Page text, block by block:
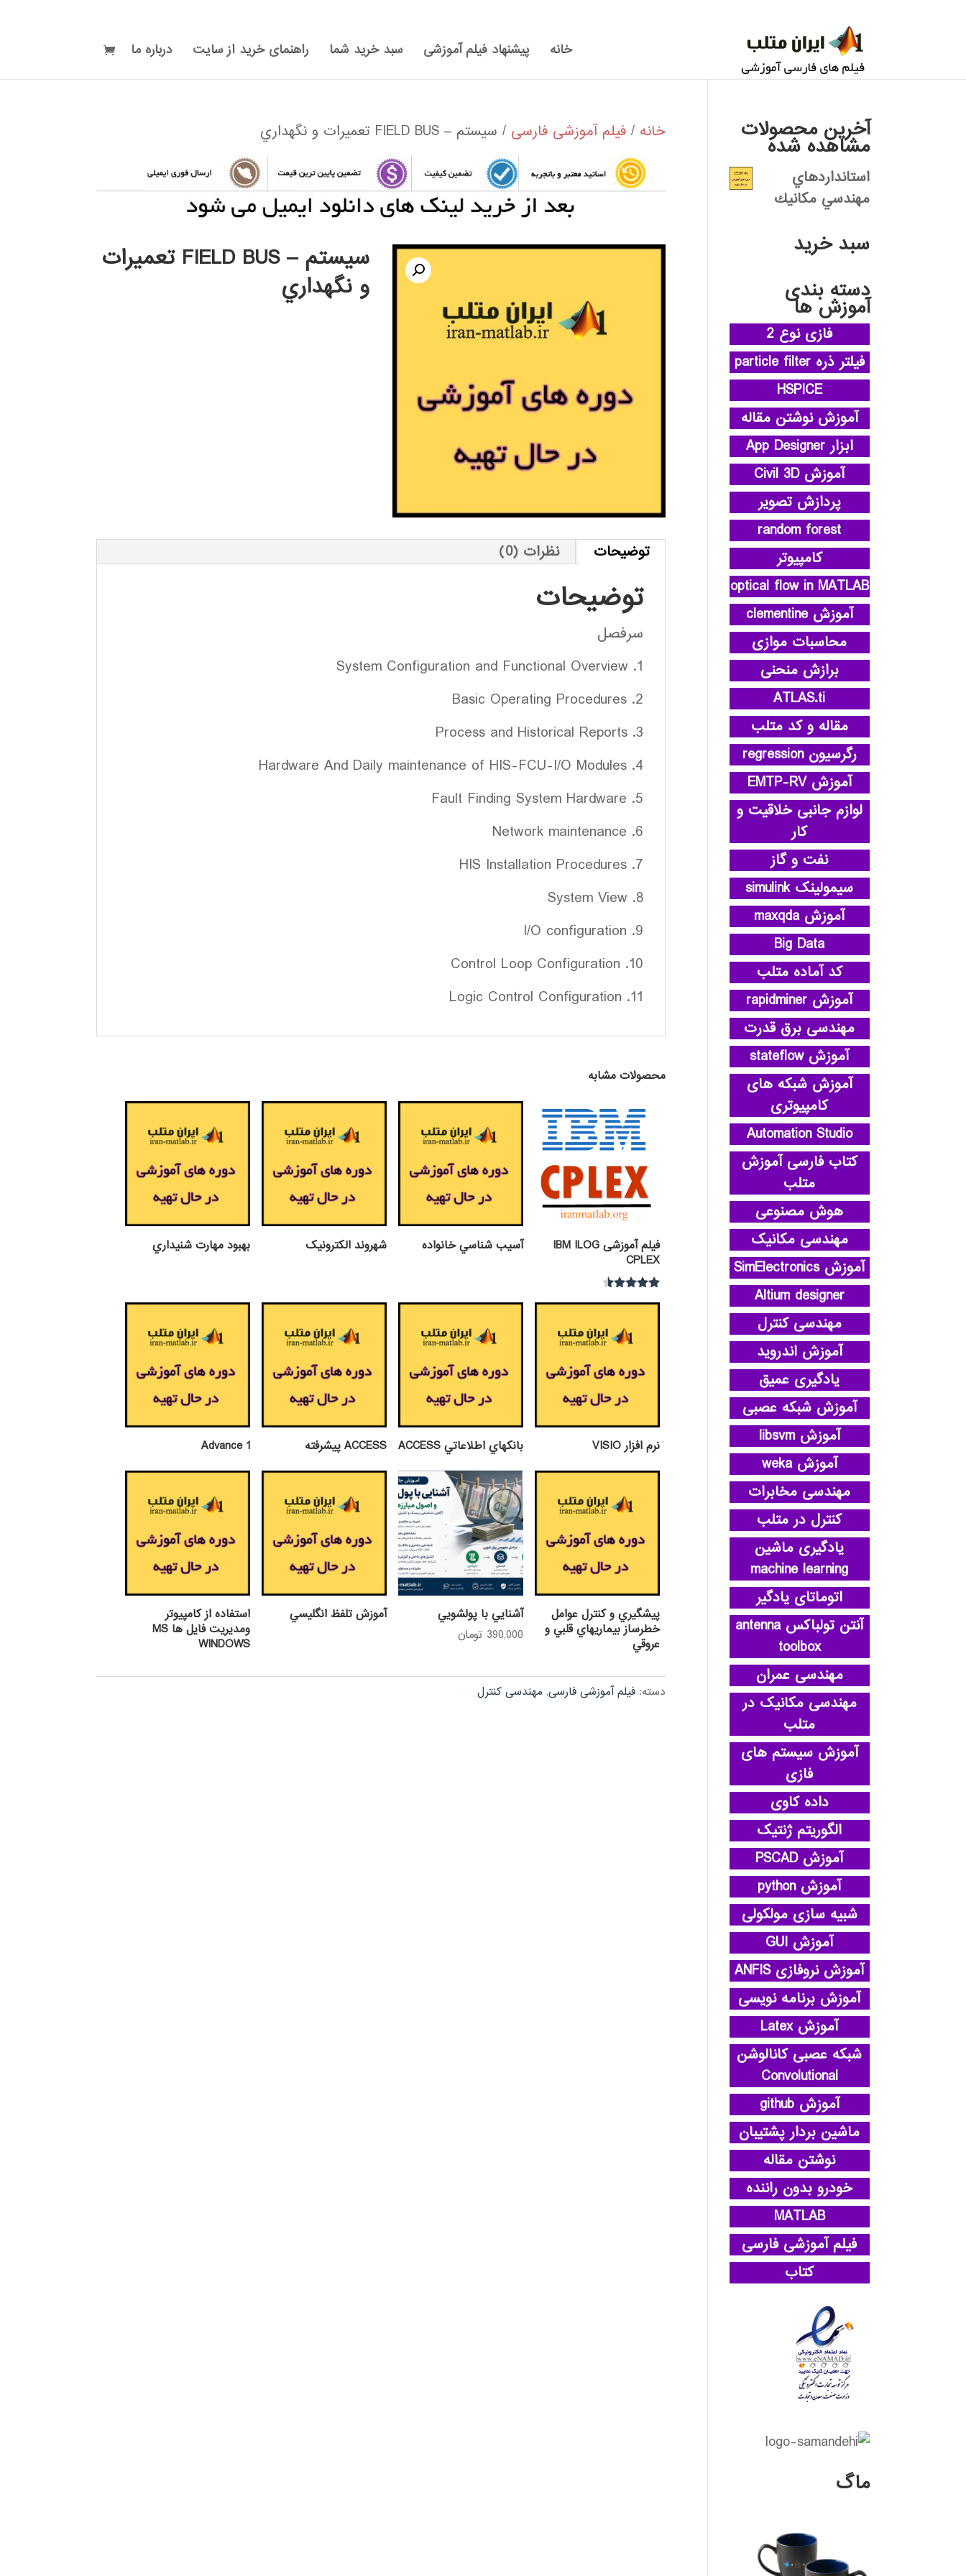
خانه پیشنهاد فیلم آموزشی سبد خرید شما راهنمای خرید از سایت درباره ما
خانه / فیلم آموزشی فارسی / سيستم – FIELD BUS تعميرات و نگهداري
سيستم – FIELD BUS تعميرات
و نگهداري
توضیحات نظرات (0)
توضیحات
سرفصل
1. System Configuration and Functional Overview
2. Basic Operating Procedures
3. Process and Historical Reports
4. Hardware And Daily maintenance of HIS-FCU-I/O Modules
5. Fault Finding System Hardware
6. Network maintenance
7. HIS Installation Procedures
8. System View
9. I/O configuration
10. Control Loop Configuration
11. Logic Control Configuration
محصولات مشابه
فیلم آموزشی IBM ILOG
CPLEX
آسيب شناسي خانواده شهروند الکترونیک بهبود مهارت شنيداري
نرم افزار VISIO بانكهاي اطلاعاتي ACCESS ACCESS پيشرفته Advance 1
پيشگيري و كنترل عوامل
خطرساز بيماريهاي قلبي و
عروقي
آشنايي با پولشويي
390,000 تومان
آموزش تلفظ انگليسي
استفاده از كامپيوتر
ومديريت فايل ها MS
WINDOWS
دسته: فیلم آموزشی فارسی, مهندسی کنترل
آخرین محصولات
مشاهده شده
استانداردهاي
مهندسي مكانيك
سبد خرید
دسته بندی
آموزش ها
فازی نوع 2
فیلتر ذره particle filter
HSPICE
آموزش نوشتن مقاله
ابزار App Designer
آموزش Civil 3D
پردازش تصویر
random forest
کامپیوتر
optical flow in MATLAB
آموزش clementine
محاسبات موازی
برازش منحنی
ATLAS.ti
مقاله و کد متلب
رگرسیون regression
آموزش EMTP-RV
لوازم جانبی خلاقیت و
کار
نفت و گاز
سیمولینک simulink
آموزش maxqda
Big Data
کد آماده متلب
آموزش rapidminer
مهندسی برق قدرت
آموزش stateflow
آموزش شبکه های
کامپیوتری
Automation Studio
کتاب فارسی آموزش
متلب
هوش مصنوعی
مهندسی مکانیک
آموزش SimElectronics
Altium designer
مهندسی کنترل
آموزش اندروید
یادگیری عمیق
آموزش شبکه عصبی
آموزش libsvm
آموزش weka
مهندسی مخابرات
کنترل در متلب
یادگیری ماشین
machine learning
اتوماتای یادگیر
آنتن تولباکس antenna
toolbox
مهندسی عمران
مهندسی مکانیک در
متلب
آموزش سیستم های
فازی
داده کاوی
الگوریتم ژنتیک
آموزش PSCAD
آموزش python
شبیه سازی مولکولی
آموزش GUI
آموزش نروفازی ANFIS
آموزش برنامه نویسی
آموزش Latex
شبکه عصبی کانالوشن
Convolutional
آموزش github
ماشین بردار پشتیبان
نوشتن مقاله
خودرو بدون راننده
MATLAB
فیلم آموزشی فارسی
کتاب
ماگ